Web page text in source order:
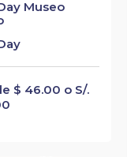
Museo
$ 46.00 o S/.